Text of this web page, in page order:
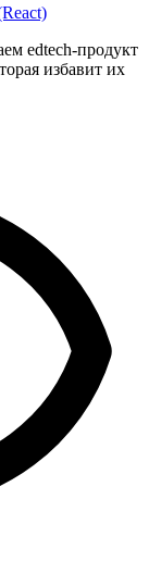
edtech-продукт
избавит их